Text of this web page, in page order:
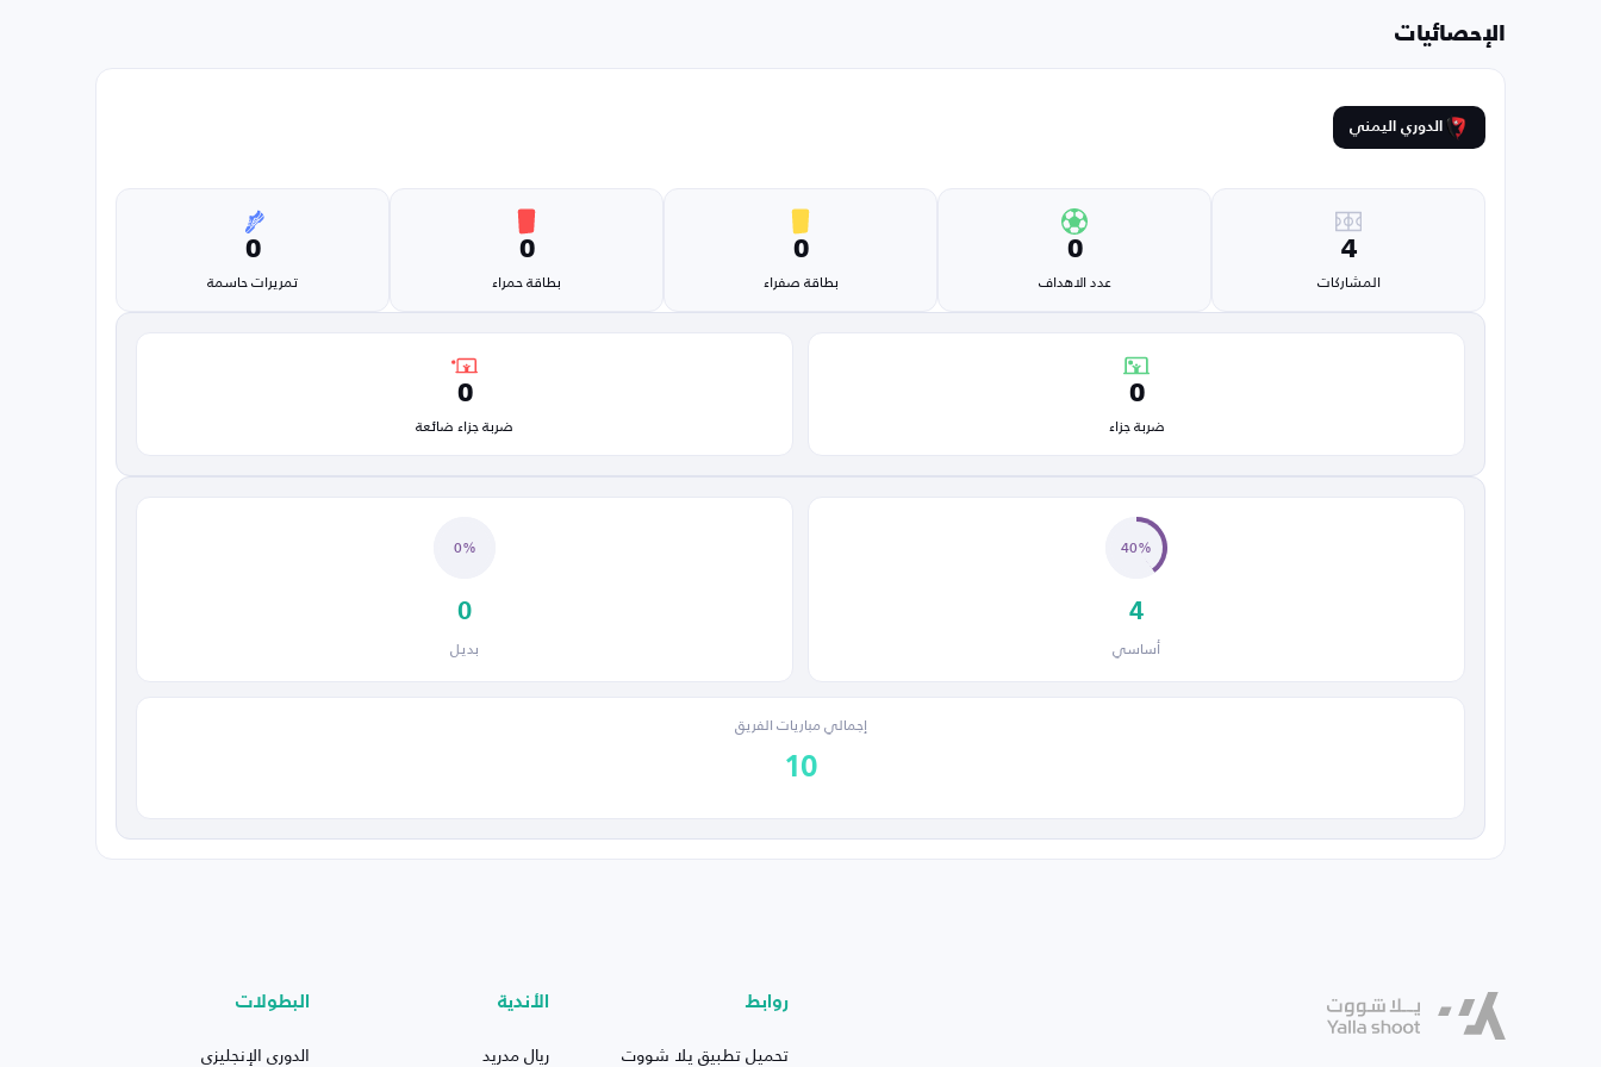
الإحصائيات
الدوري اليمني
4
المشاركات
0
عدد الاهداف
0
بطاقة صفراء
0
بطاقة حمراء
0
تمريرات حاسمة
0
ضربة جزاء
0
ضربة جزاء ضائعة
40%
4
أساسي
0%
0
بديل
إجمالي مباريات الفريق
10
روابط
تحميل تطبيق يلا شووت
الأندية
ريال مدريد
البطولات
الدوري الإنجليزي